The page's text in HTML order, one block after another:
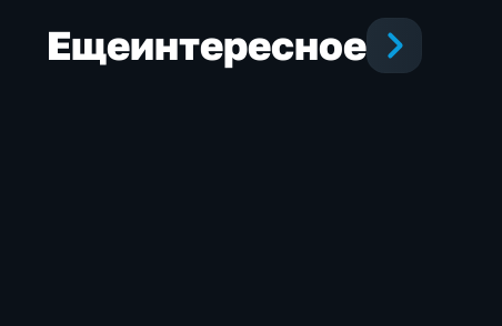
Ещеинтересное